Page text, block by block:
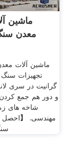
ماشین
معدن
ماشین آلات
تجهیزات
گرانیت در سری
و دور هم جمع
شاخه های
مهندسی. 【احصل